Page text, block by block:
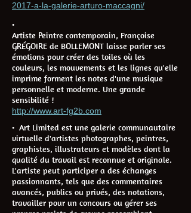
2017-a-la-galerie-arturo-maccagni/
•
Artiste Peintre contemporain, Françoise
GRÉGOIRE de BOLLEMONT laisse parler ses
émotions pour créer des toiles où les
couleurs, les mouvements et les lignes qu'elle
imprime forment les notes d'une musique
personnelle et moderne. Une grande
sensibilité !
http://www.art-fg2b.com
• Art Limited est une galerie communautaire
virtuelle d'artistes photographes, peintres,
graphistes, illustrateurs et modèles dont la
qualité du travail est reconnue et originale.
L'artiste peut participer a des échanges
passionnants, tels que des commentaires
avancés, publics ou privés, des notations,
travailler pour un concours ou gérer ses